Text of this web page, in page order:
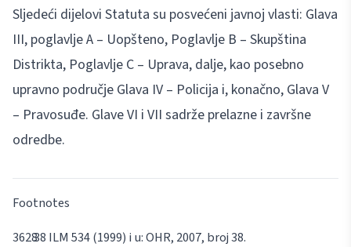
Sljedeći dijelovi Statuta su posvećeni javnoj vlasti: Glava
III, poglavlje A – Uopšteno, Poglavlje B – Skupština
Distrikta, Poglavlje C – Uprava, dalje, kao posebno
upravno područje Glava IV – Policija i, konačno, Glava V
– Pravosuđe. Glave VI i VII sadrže prelazne i završne
odredbe.
Footnotes
38 ILM 534 (1999) i u:OHR, 2007, broj 38.